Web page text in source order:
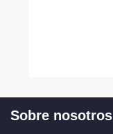
Sobre nosotros